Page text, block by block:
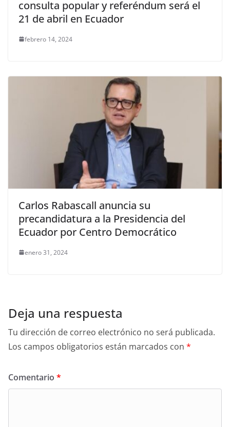
consulta popular y referéndum será el
21 de abril en Ecuador
febrero 14, 2024
Carlos Rabascall anuncia su
precandidatura a la Presidencia del
Ecuador por Centro Democrático
enero 31, 2024
Deja una respuesta
Tu dirección de correo electrónico no será publicada.
Los campos obligatorios están marcados con *
Comentario *